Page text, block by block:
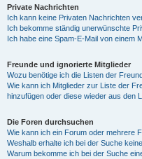
Private Nachrichten
Ich kann keine Privaten Nachrichten
Ich bekomme ständig unerwünschte
Ich habe eine Spam-E-Mail von einem
Freunde und ignorierte Mitglieder
Wozu benötige ich die Listen der
Wie kann ich Mitglieder zur Liste der
hinzufügen oder diese wieder aus den
Die Foren durchsuchen
Wie kann ich ein Forum oder mehrere
Weshalb erhalte ich bei der Suche
Warum bekomme ich bei der Suche